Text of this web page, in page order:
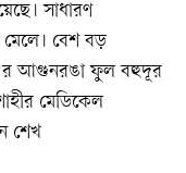
সাধারণ
মেলে। বেশ বড়
আগুনরঙা ফুল বহুদূর
মেডিকেল
শেখ